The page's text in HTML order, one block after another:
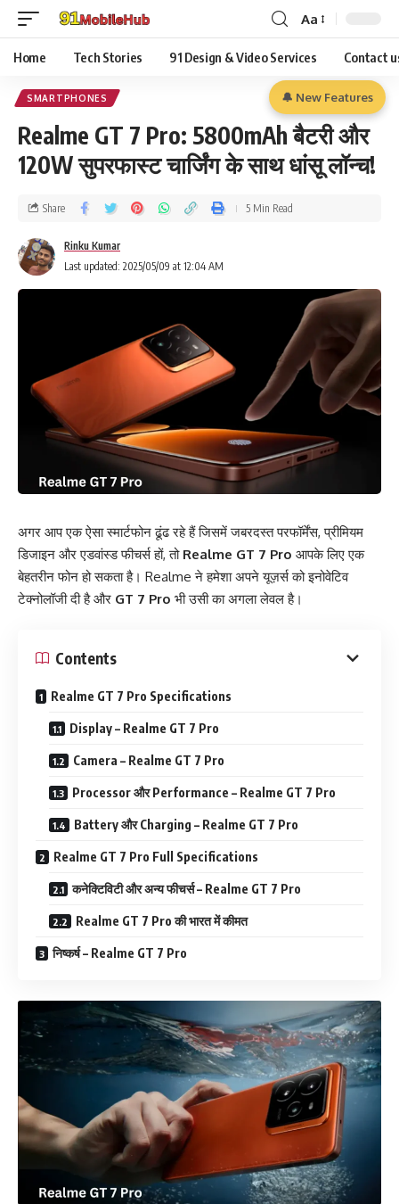
Aa
Home Tech Stories 91 Design & Video Services Contact
SMARTPHONES
Realme GT 7 Pro: 5800mAh बैटरी और
120W सुपरफास्ट चार्जिंग के साथ धांसू लॉन्च!
Last updated: 2025/05/09 at 12:04 AM
Rinku Kumar
Share 5 Min Read
अगर आप एक ऐसा स्मार्टफोन ढूंढ रहे हैं जिसमें जबरदस्त परफॉर्मेंस, प्रीमियम
डिजाइन और एडवांस्ड फीचर्स हों, तो Realme GT 7 Pro आपके लिए एक
बेहतरीन फोन हो सकता है। Realme ने हमेशा अपने यूज़र्स को इनोवेटिव
टेक्नोलॉजी दी है और GT 7 Pro भी उसी का अगला लेवल है।
Contents
Realme GT 7 Pro Specifications
Display – Realme GT 7 Pro
Camera – Realme GT 7 Pro
Processor और Performance – Realme GT 7 Pro
Battery और Charging – Realme GT 7 Pro
Realme GT 7 Pro Full Specifications
कनेक्टिविटी और अन्य फीचर्स – Realme GT 7 Pro
Realme GT 7 Pro की भारत में कीमत
निष्कर्ष – Realme GT 7 Pro
🔔 New Features